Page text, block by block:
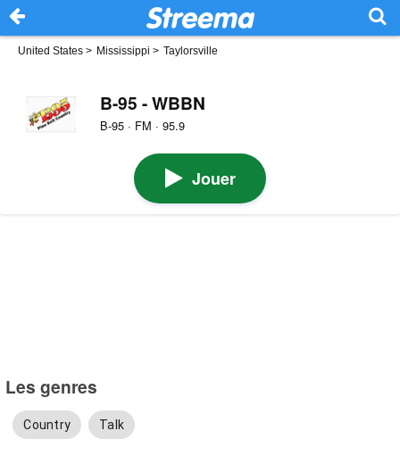
United States > Mississippi > Taylorsville
B-95 - WBBN
B-95 · FM · 95.9
Jouer
Les genres
Country Talk